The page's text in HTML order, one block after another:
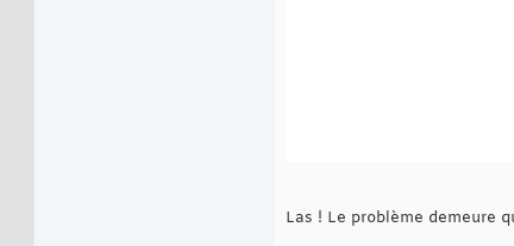
Las ! Le problème demeure